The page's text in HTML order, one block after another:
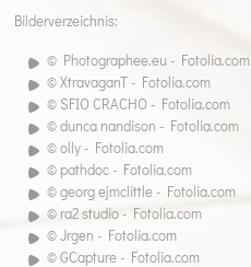
Bilderverzeichnis:
© Photographee.eu - Fotolia.com
© XtravaganT - Fotolia.com
© SFIO CRACHO - Fotolia.com
© dunca nandison - Fotolia.com
© olly - Fotolia.com
© pathdoc - Fotolia.com
© georg ejmclittle - Fotolia.com
© ra2 studio - Fotolia.com
© Jrgen - Fotolia.com
© GCapture - Fotolia.com